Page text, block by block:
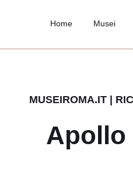
Home Musei
MUSEIROMA.IT |
Apollo